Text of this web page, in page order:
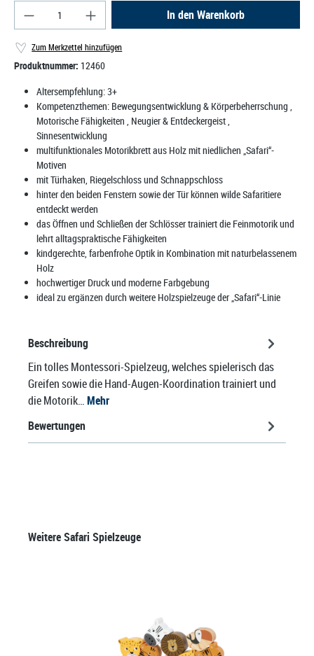
Produkt Anzahl: Gib den gewünschten Wert ein
In den Warenkorb
Zum Merkzettel hinzufügen
Produktnummer: 12460
Altersempfehlung:3+
Kompetenzthemen: Bewegungsentwicklung & Körperbeherrschung
Motorische Fähigkeiten , Neugier & Entdeckergeist
Sinnesentwicklung
multifunktionales Motorikbrett aus Holz mit niedlichen „Safari“-
Motiven
mit Türhaken, Riegelschloss und Schnappschloss
hinter den beiden Fenstern sowie der Tür können wilde Safaritiere
entdeckt werden
das Öffnen und Schließen der Schlösser trainiert die Feinmotorik und
lehrt alltagspraktische Fähigkeiten
kindgerechte, farbenfrohe Optik in Kombination mit naturbelassenem
Holz
hochwertiger Druck und moderne Farbgebung
ideal zu ergänzen durch weitere Holzspielzeuge der „Safari“-Linie
Beschreibung
Ein tolles Montessori-Spielzeug, welches spielerisch das
Greifen sowie die Hand-Augen-Koordination trainiert und
die Motorik…Mehr
Bewertungen
Produktgalerie überspringen
Weitere Safari Spielzeuge